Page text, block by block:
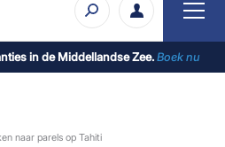
in de Middellandse Zee.Boek nu
naar parels op Tahiti